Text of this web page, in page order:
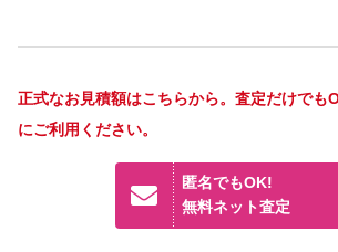
正式なお見積額はこちらから。査定だけでも
にご利用ください。
匿名でもOK!
無料ネット査定